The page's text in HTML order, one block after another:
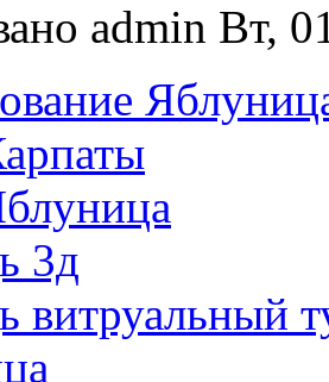
admin Вт,
3д
витруальный